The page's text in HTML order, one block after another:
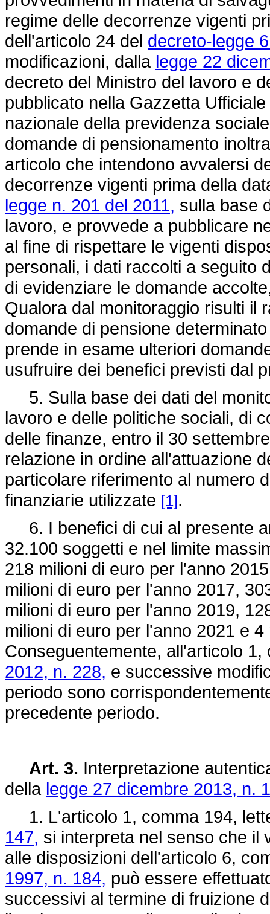
regime delle decorrenze vigenti
dell'articolo 24 del decreto-legge
modificazioni, dalla legge 22
decreto del Ministro del lavoro e
pubblicato nella Gazzetta
nazionale della previdenza
domande di pensionamento
articolo che intendono avvalersi
decorrenze vigenti prima della
legge n. 201 del 2011, sulla base
lavoro, e provvede a pubblicare
al fine di rispettare le vigenti
personali, i dati raccolti a seguito
di evidenziare le domande
Qualora dal monitoraggio risulti il
domande di pensione
prende in esame ulteriori
usufruire dei benefici previsti dal
5. Sulla base dei dati del
lavoro e delle politiche sociali, di
delle finanze, entro il 30
relazione in ordine all'attuazione
particolare riferimento al numero
finanziarie utilizzate [1].
6. I benefici di cui al presente
32.100 soggetti e nel limite
218 milioni di euro per l'anno
milioni di euro per l'anno 2017,
milioni di euro per l'anno 2019,
milioni di euro per l'anno 2021 e
Conseguentemente, all'articolo
2012, n. 228, e successive
periodo sono
precedente periodo.
Art. 3. Interpretazione
della legge 27 dicembre 2013, n.
1. L'articolo 1, comma 194,
147, si interpreta nel senso che il
alle disposizioni dell'articolo 6,
1997, n. 184, può essere
successivi al termine di fruizione